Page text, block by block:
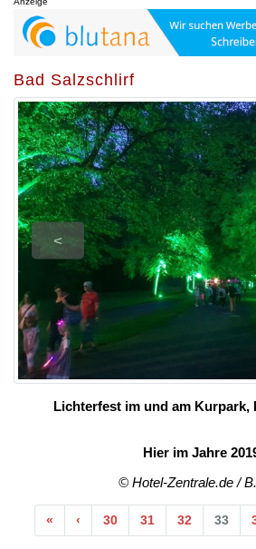
Bad Salzschlirf
<
Lichterfest im und am Kurpark,
Hier im Jahre
© Hotel-Zentrale.de /
«Anfang
‹Vorherige
30 31 32 33